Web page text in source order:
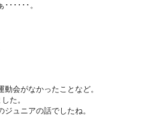
･････。
会がなかったことなど。
た。
ュニアの話でしたね。